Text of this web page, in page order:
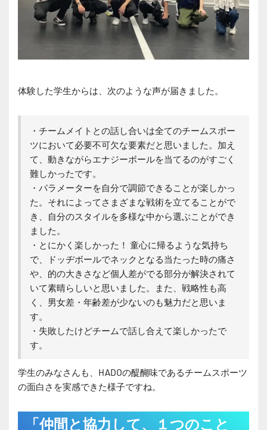
体験した学生からは、次のような声が届きました。
・チームメイトとの話し合いは全てのチームスポー
ツにおいて必要不可欠な要素だと思いました。加え
て、動きながらエナジーボールを当てるのがすごく
難しかったです。
・パラメーターを自分で調節できることが楽しかっ
た。それによってさまざまな戦術を立てることがで
き、自分のスタイルを多様な中から選ぶことができ
ました。
・とにかく楽しかった！ 童心に帰るような気持ち
で、ドッヂボールでネックとなる当たった時の痛さ
や、的の大きさなど個人差がでる部分が解決されて
いて素晴らしいと思いました。また、戦略性も高
く、男女差・年齢差が少ないのも魅力だと思いま
す。
・失敗したけどチームで話し合えて楽しかったで
す。
学生のみなさんも、HADOの醍醐味であるチームスポーツ
の面白さを実感できた様子ですね。
「仲間と協力して、１つのこと